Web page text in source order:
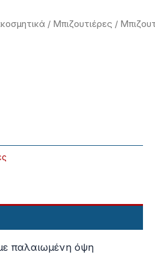
/ Μπιζουτιέρες /
παλαιωμένη όψη